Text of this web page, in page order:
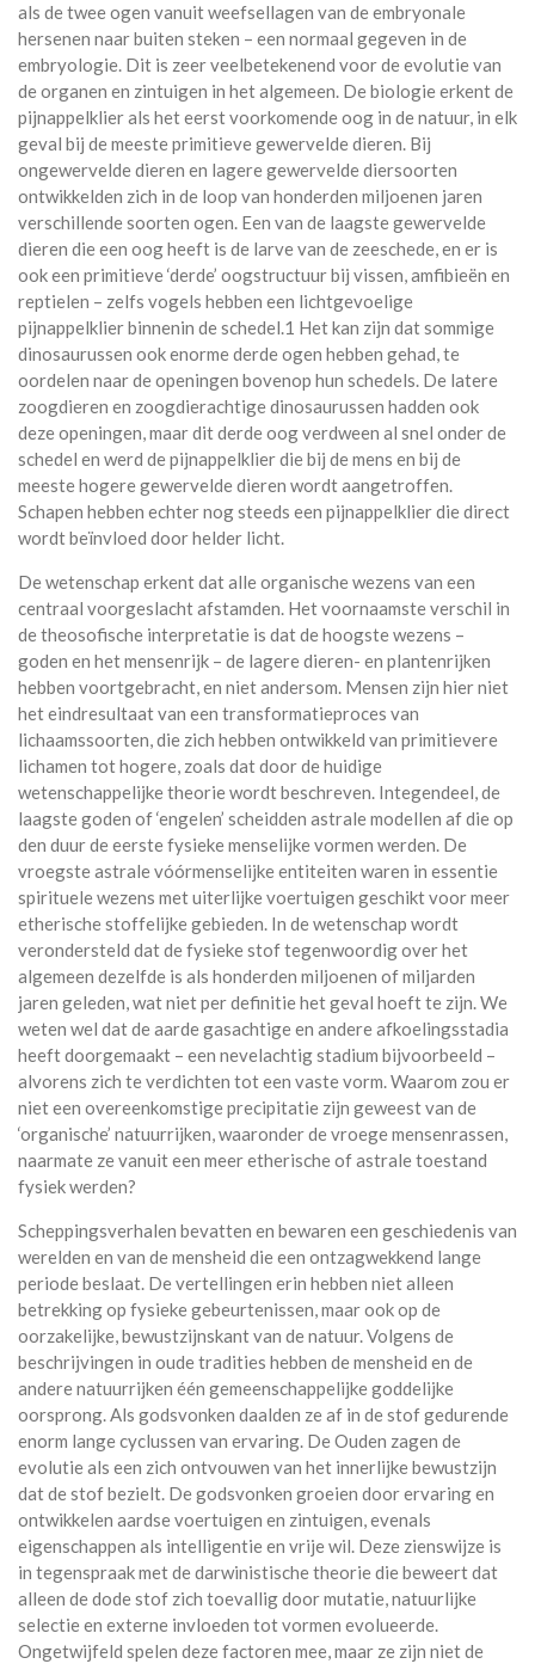
als de twee ogen vanuit weefsellagen van de embryonale
hersenen naar buiten steken – een normaal gegeven in de
embryologie. Dit is zeer veelbetekenend voor de evolutie van
de organen en zintuigen in het algemeen. De biologie erkent de
pijnappelklier als het eerst voorkomende oog in de natuur, in elk
geval bij de meeste primitieve gewervelde dieren. Bij
ongewervelde dieren en lagere gewervelde diersoorten
ontwikkelden zich in de loop van honderden miljoenen jaren
verschillende soorten ogen. Een van de laagste gewervelde
dieren die een oog heeft is de larve van de zeeschede, en er is
ook een primitieve ‘derde’ oogstructuur bij vissen, amfibieën en
reptielen – zelfs vogels hebben een lichtgevoelige
pijnappelklier binnenin de schedel.1 Het kan zijn dat sommige
dinosaurussen ook enorme derde ogen hebben gehad, te
oordelen naar de openingen bovenop hun schedels. De latere
zoogdieren en zoogdierachtige dinosaurussen hadden ook
deze openingen, maar dit derde oog verdween al snel onder de
schedel en werd de pijnappelklier die bij de mens en bij de
meeste hogere gewervelde dieren wordt aangetroffen.
Schapen hebben echter nog steeds een pijnappelklier die direct
wordt beïnvloed door helder licht.
De wetenschap erkent dat alle organische wezens van een
centraal voorgeslacht afstamden. Het voornaamste verschil in
de theosofische interpretatie is dat de hoogste wezens –
goden en het mensenrijk – de lagere dieren- en plantenrijken
hebben voortgebracht, en niet andersom. Mensen zijn hier niet
het eindresultaat van een transformatieproces van
lichaamssoorten, die zich hebben ontwikkeld van primitievere
lichamen tot hogere, zoals dat door de huidige
wetenschappelijke theorie wordt beschreven. Integendeel, de
laagste goden of ‘engelen’ scheidden astrale modellen af die op
den duur de eerste fysieke menselijke vormen werden. De
vroegste astrale vóórmenselijke entiteiten waren in essentie
spirituele wezens met uiterlijke voertuigen geschikt voor meer
etherische stoffelijke gebieden. In de wetenschap wordt
verondersteld dat de fysieke stof tegenwoordig over het
algemeen dezelfde is als honderden miljoenen of miljarden
jaren geleden, wat niet per definitie het geval hoeft te zijn. We
weten wel dat de aarde gasachtige en andere afkoelingsstadia
heeft doorgemaakt – een nevelachtig stadium bijvoorbeeld –
alvorens zich te verdichten tot een vaste vorm. Waarom zou er
niet een overeenkomstige precipitatie zijn geweest van de
‘organische’ natuurrijken, waaronder de vroege mensenrassen,
naarmate ze vanuit een meer etherische of astrale toestand
fysiek werden?
Scheppingsverhalen bevatten en bewaren een geschiedenis van
werelden en van de mensheid die een ontzagwekkend lange
periode beslaat. De vertellingen erin hebben niet alleen
betrekking op fysieke gebeurtenissen, maar ook op de
oorzakelijke, bewustzijnskant van de natuur. Volgens de
beschrijvingen in oude tradities hebben de mensheid en de
andere natuurrijken één gemeenschappelijke goddelijke
oorsprong. Als godsvonken daalden ze af in de stof gedurende
enorm lange cyclussen van ervaring. De Ouden zagen de
evolutie als een zich ontvouwen van het innerlijke bewustzijn
dat de stof bezielt. De godsvonken groeien door ervaring en
ontwikkelen aardse voertuigen en zintuigen, evenals
eigenschappen als intelligentie en vrije wil. Deze zienswijze is
in tegenspraak met de darwinistische theorie die beweert dat
alleen de dode stof zich toevallig door mutatie, natuurlijke
selectie en externe invloeden tot vormen evolueerde.
Ongetwijfeld spelen deze factoren mee, maar ze zijn niet de